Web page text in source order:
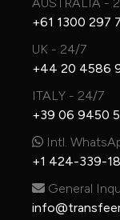
+61 1300 297
UK - 24/7
+44 20 4586
ITALY - 24/7
+39 06 9450
Intl.
+1 424-339-
General